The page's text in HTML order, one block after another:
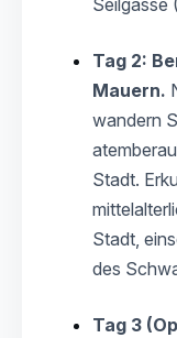
Seilgasse
Tag 2:
Mauern.
wandern
Stadt.
Stadt,
des
Tag 3